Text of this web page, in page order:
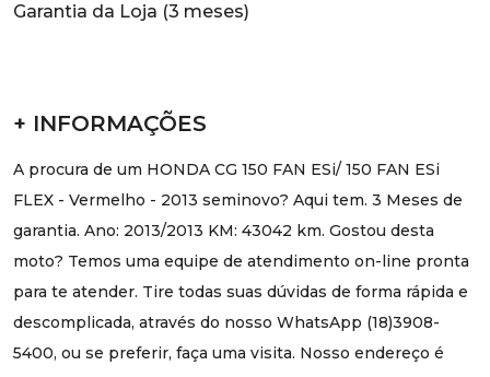
Garantia da Loja (3 meses)
+ INFORMAÇÕES
A procura de um HONDA CG 150 FAN ESi/ 150 FAN ESi
FLEX - Vermelho - 2013 seminovo? Aqui tem. 3 Meses de
garantia. Ano: 2013/2013 KM: 43042 km. Gostou desta
moto? Temos uma equipe de atendimento on-line pronta
para te atender. Tire todas suas dúvidas de forma rápida e
descomplicada, através do nosso WhatsApp (18)3908-
5400, ou se preferir, faça uma visita. Nosso endereço é